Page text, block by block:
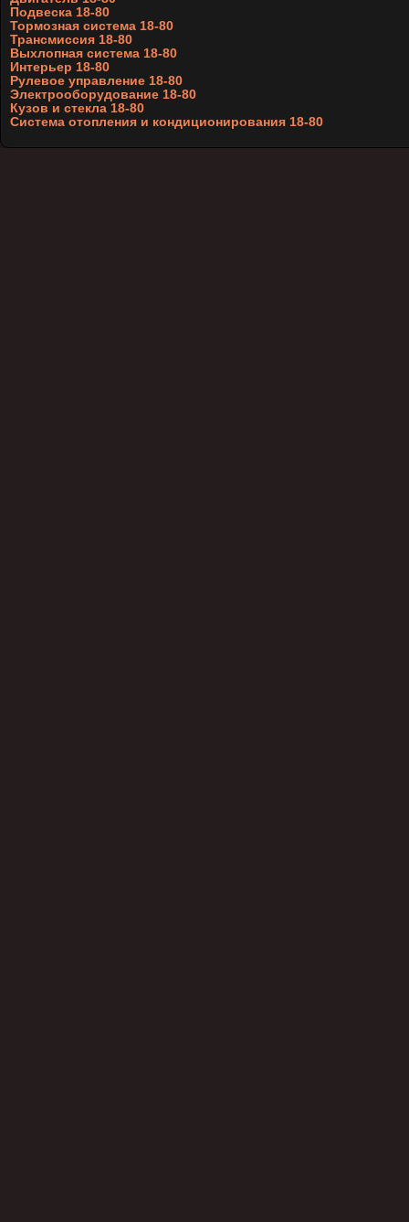
Подвеска 18-80
Тормозная система 18-80
Трансмиссия 18-80
Выхлопная система 18-80
Интерьер 18-80
Рулевое управление 18-80
Электрооборудование 18-80
Кузов и стекла 18-80
Система отопления и кондиционирования 18-80